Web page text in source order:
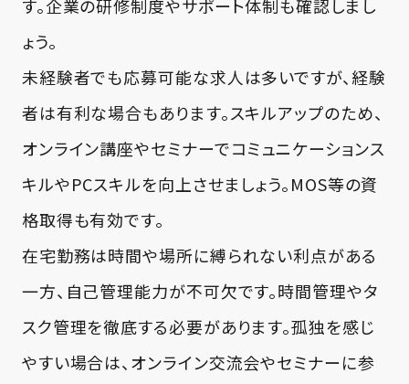
す。企業の研修制度やサポート体制も確認しまし
ょう。
未経験者でも応募可能な求人は多いですが、経験
者は有利な場合もあります。スキルアップのため、
オンライン講座やセミナーでコミュニケーションス
キルやPCスキルを向上させましょう。MOS等の資
格取得も有効です。
在宅勤務は時間や場所に縛られない利点がある
一方、自己管理能力が不可欠です。時間管理やタ
スク管理を徹底する必要があります。孤独を感じ
やすい場合は、オンライン交流会やセミナーに参